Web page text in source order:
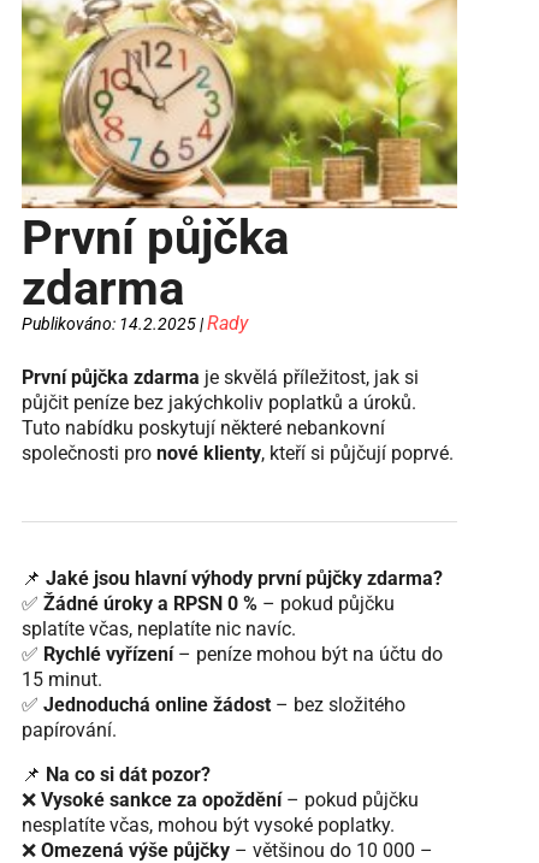
První půjčka
zdarma
Publikováno: 14.2.2025 |Rady
První půjčka zdarma je skvělá příležitost, jak si
půjčit peníze bez jakýchkoliv poplatků a úroků.
Tuto nabídku poskytují některé nebankovní
společnosti pro nové klienty, kteří si půjčují poprvé.
📌 Jaké jsou hlavní výhody první půjčky zdarma?
✅ Žádné úroky a RPSN 0 %– pokud půjčku
splatíte včas, neplatíte nic navíc.
✅ Rychlé vyřízení– peníze mohou být na účtu do
15 minut.
✅ Jednoduchá online žádost– bez složitého
papírování.
📌 Na co si dát pozor?
❌ Vysoké sankce za opoždění– pokud půjčku
nesplatíte včas, mohou být vysoké poplatky.
❌ Omezená výše půjčky– většinou do 10 000 –